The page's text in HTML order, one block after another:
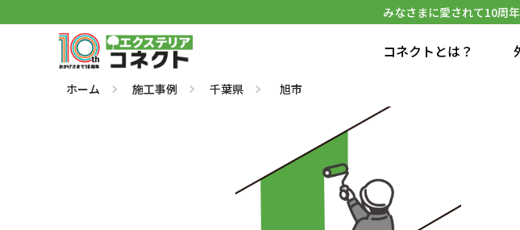
みなさまに愛されて10周
コネクトとは？
ホーム 施工事例 千葉県 旭市